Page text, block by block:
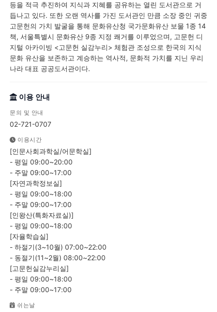
등을 적극 추진하여 지식과 지혜를 공유하는 열린 도서관으로 거
듭나고 있다. 또한 오랜 역사를 가진 도서관인 만큼 소장 중인 귀중
고문헌의 가치 발굴을 통해 문화유산청 국가문화유산 보물 1종 14
책, 서울특별시 문화유산 9종 지정 쾌거를 이루었으며, 고문헌 디
지털 아카이빙 <고문헌 실감누리> 체험관 조성으로 한국의 지식
문화 유산을 보존하고 계승하는 역사적, 문화적 가치를 지닌 우리
나라 대표 공공도서관이다.
이용 안내
문의 및 안내
02-721-0707
이용시간
[인문사회과학실/어문학실]
- 평일 09:00~20:00
- 주말 09:00~17:00
[자연과학정보실]
- 평일 09:00~18:00
- 주말 09:00~17:00
[인왕산(특화자료실)]
- 평일 09:00~18:00
[자율학습실]
- 하절기(3~10월) 07:00~22:00
- 동절기(11~2월) 08:00~22:00
[고문헌실감누리실]
- 평일 09:00~18:00
- 주말 09:00~17:00
쉬는날